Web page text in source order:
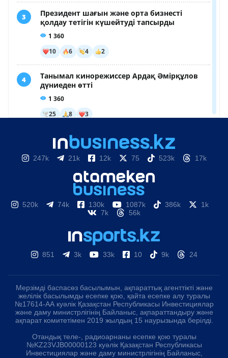
247k 21k 12k 75 523k 17k
520k 74k 130k 1087k 386k
1k
7k
56k
851 3k 33k 10 9k 24
Мерзімді баспасөз басылымын, ақпараттық агенттікті және
желілік басылымды есепке қою, қайта есепке алу туралы
№17614-АА куәлік Қазақстан Республикасы Инвестициялар
және даму министрлігінің Байланыс, ақпараттандыру және
ақпарат комитетімен 2019 жылдың 15 наурызында берілді.
Отандық теле-, радиоарнаны есепке қою туралы
№KZ23VJB00000123 куәлік Қазақстан Республикасы
Инвестициялар және даму министрлігінің Байланыс,